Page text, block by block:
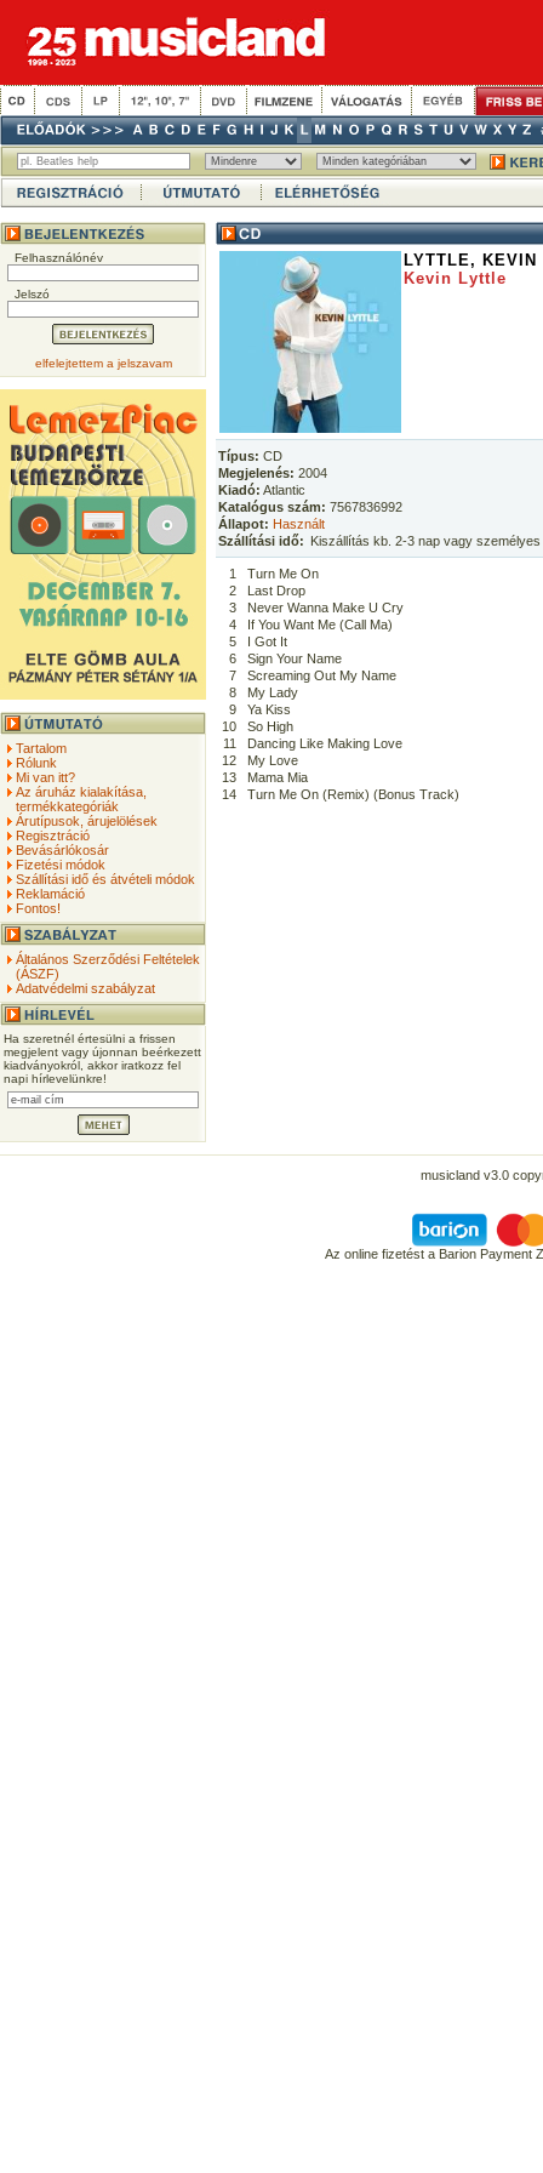
Felhasználónév
Jelszó
elfelejtettem a jelszavam
Tartalom
Rólunk
Mi van itt?
Az áruház kialakítása,
termékkategóriák
Árutípusok, árujelölések
Regisztráció
Bevásárlókosár
Fizetési módok
Szállítási idő és átvételi módok
Reklamáció
Fontos!
Általános Szerződési Feltételek
(ÁSZF)
Adatvédelmi szabályzat
Ha szeretnél értesülni a frissen
megjelent vagy újonnan beérkezett
kiadványokról, akkor iratkozz fel
napi hírlevelünkre!
LYTTLE, KEVIN
Kevin Lyttle
Típus: CD
Megjelenés: 2004
Kiadó: Atlantic
Katalógus szám: 7567836992
Állapot: Használt
Szállítási idő: Kiszállítás kb. 2-3 nap vagy
1
Turn Me On
2
Last Drop
3
Never Wanna Make U Cry
4
If You Want Me (Call Ma)
5
I Got It
6
Sign Your Name
7
Screaming Out My Name
8
My Lady
9
Ya Kiss
10
So High
11
Dancing Like Making Love
12
My Love
13
Mama Mia
14
Turn Me On (Remix) (Bonus Track)
musicland v3.0
Az online fizetést a Barion Payment